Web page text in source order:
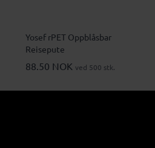
Yosef rPET Oppblåsbar
Reisepute
88.50 NOK ved 500 stk.